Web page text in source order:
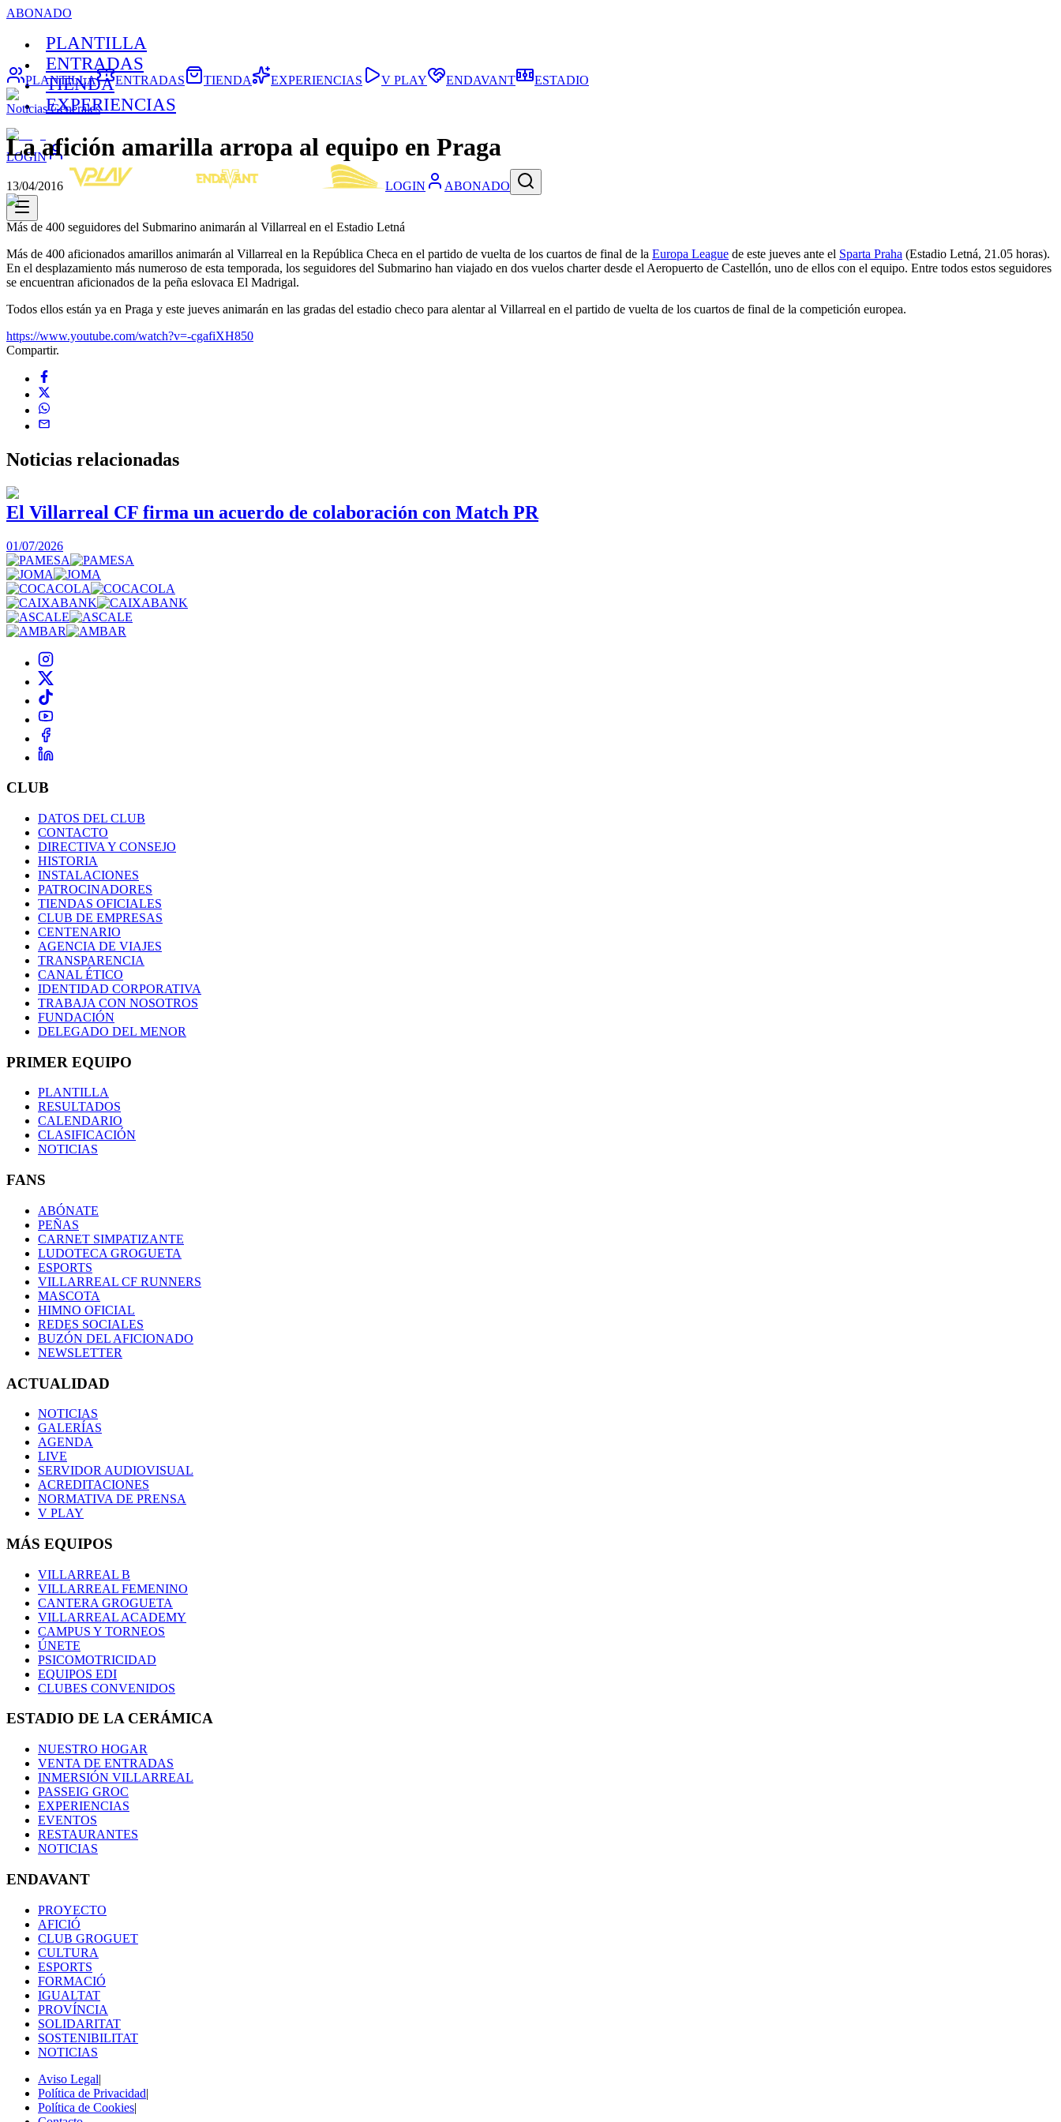
ABONADO
PLANTILLA
ENTRADAS
TIENDA
EXPERIENCIAS
LOGIN
LOGIN ABONADO
PLANTILLA ENTRADAS TIENDA EXPERIENCIAS V PLAY ENDAVANT ESTADIO
Noticias Generales
La afición amarilla arropa al equipo en Praga
13/04/2016
Más de 400 seguidores del Submarino animarán al Villarreal en el Estadio Letná
Más de 400 aficionados amarillos animarán al Villarreal en la República Checa en el partido de vuelta de los cuartos de final de la Europa League de este jueves ante el Sparta Praha (Estadio Letná, 21.05 horas).
En el desplazamiento más numeroso de esta temporada, los seguidores del Submarino han viajado en dos vuelos charter desde el Aeropuerto de Castellón, uno de ellos con el equipo. Entre todos estos seguidores
se encuentran aficionados de la peña eslovaca El Madrigal.
Todos ellos están ya en Praga y este jueves animarán en las gradas del estadio checo para alentar al Villarreal en el partido de vuelta de los cuartos de final de la competición europea.
https://www.youtube.com/watch?v=-cgafiXH850
Compartir.
Noticias relacionadas
El Villarreal CF firma un acuerdo de colaboración con Match PR
01/07/2026
CLUB
DATOS DEL CLUB
CONTACTO
DIRECTIVA Y CONSEJO
HISTORIA
INSTALACIONES
PATROCINADORES
TIENDAS OFICIALES
CLUB DE EMPRESAS
CENTENARIO
AGENCIA DE VIAJES
TRANSPARENCIA
CANAL ÉTICO
IDENTIDAD CORPORATIVA
TRABAJA CON NOSOTROS
FUNDACIÓN
DELEGADO DEL MENOR
PRIMER EQUIPO
PLANTILLA
RESULTADOS
CALENDARIO
CLASIFICACIÓN
NOTICIAS
FANS
ABÓNATE
PEÑAS
CARNET SIMPATIZANTE
LUDOTECA GROGUETA
ESPORTS
VILLARREAL CF RUNNERS
MASCOTA
HIMNO OFICIAL
REDES SOCIALES
BUZÓN DEL AFICIONADO
NEWSLETTER
ACTUALIDAD
NOTICIAS
GALERÍAS
AGENDA
LIVE
SERVIDOR AUDIOVISUAL
ACREDITACIONES
NORMATIVA DE PRENSA
V PLAY
MÁS EQUIPOS
VILLARREAL B
VILLARREAL FEMENINO
CANTERA GROGUETA
VILLARREAL ACADEMY
CAMPUS Y TORNEOS
ÚNETE
PSICOMOTRICIDAD
EQUIPOS EDI
CLUBES CONVENIDOS
ESTADIO DE LA CERÁMICA
NUESTRO HOGAR
VENTA DE ENTRADAS
INMERSIÓN VILLARREAL
PASSEIG GROC
EXPERIENCIAS
EVENTOS
RESTAURANTES
NOTICIAS
ENDAVANT
PROYECTO
AFICIÓ
CLUB GROGUET
CULTURA
ESPORTS
FORMACIÓ
IGUALTAT
PROVÍNCIA
SOLIDARITAT
SOSTENIBILITAT
NOTICIAS
Aviso Legal|
Política de Privacidad|
Política de Cookies|